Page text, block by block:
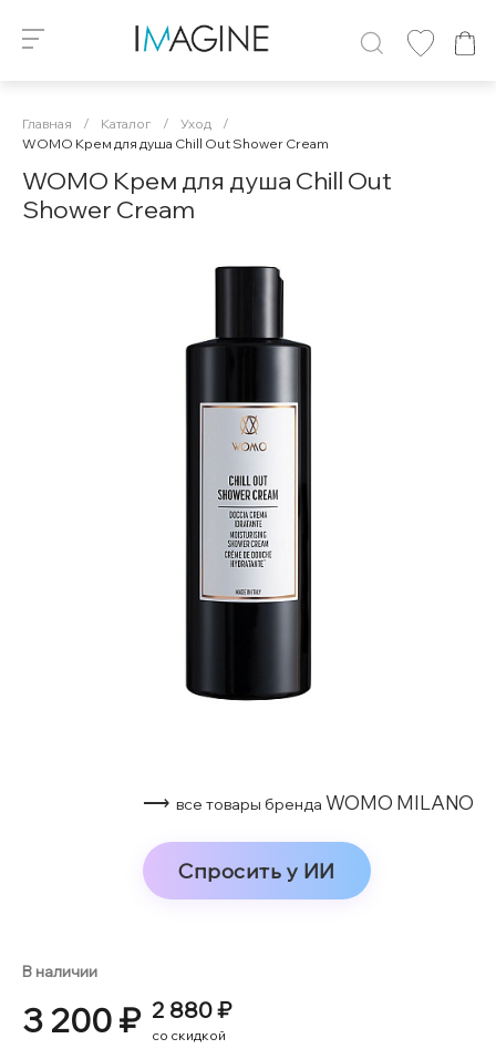
Главная / Каталог / Уход
/
WOMO Крем для душа Chill Out Shower Cream
WOMO Крем для душа Chill Out
Shower Cream
⟶ все товары бренда WOMO MILANO
Спросить у ИИ
В наличии
3 200 ₽ 2 880 ₽
со скидкой